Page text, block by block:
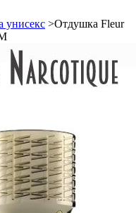
унисекс >Отдушка Fleur